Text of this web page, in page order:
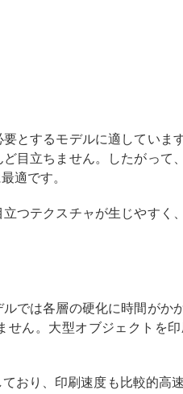
とするモデルに適していま
目立ちません。したがっ
適です。
つテクスチャが生じやすく
では各層の硬化に時間がか
ん。大型オブジェクトを
おり、印刷速度も比較的高